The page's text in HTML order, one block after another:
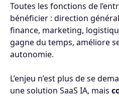
Toutes les fonctions de
bénéficier : direction
finance, marketing,
gagne du temps, améliore
autonomie.
L’enjeu n’est plus de se
une solution SaaS IA, mais